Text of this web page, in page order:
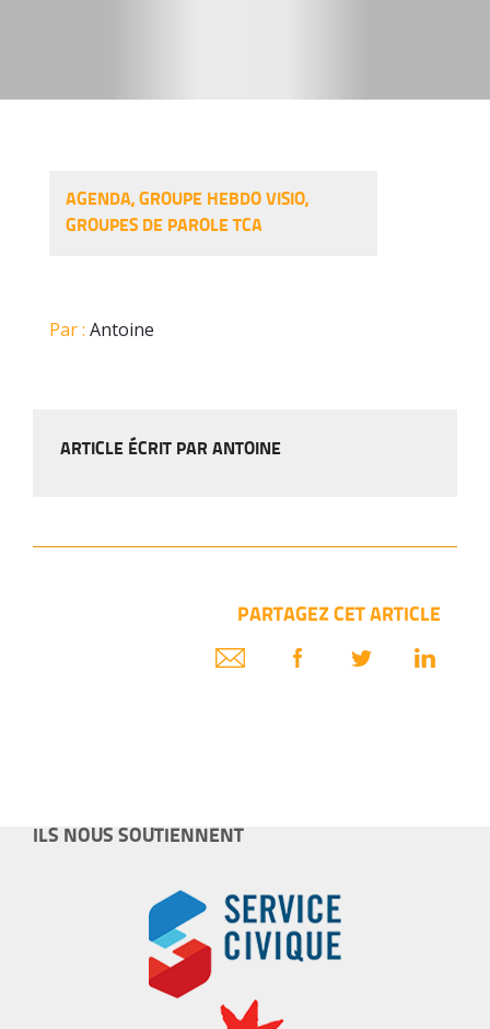
AGENDA, GROUPE HEBDO VISIO,
GROUPES DE PAROLE TCA
Par : Antoine
ARTICLE ÉCRIT PAR ANTOINE
PARTAGEZ CET ARTICLE
ILS NOUS SOUTIENNENT